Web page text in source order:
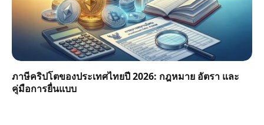
ภาษีคริปโตของประเทศไทยปี 2026: กฎหมาย อัตรา และ
คู่มือการยื่นแบบ